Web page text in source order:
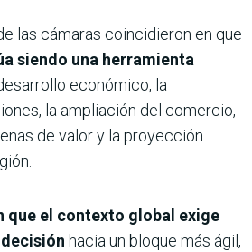
las cámaras coincidieron en que
siendo una herramienta
económico, la
la ampliación del comercio,
de valor y la proyección
que el contexto global exige
hacia un bloque más ágil,